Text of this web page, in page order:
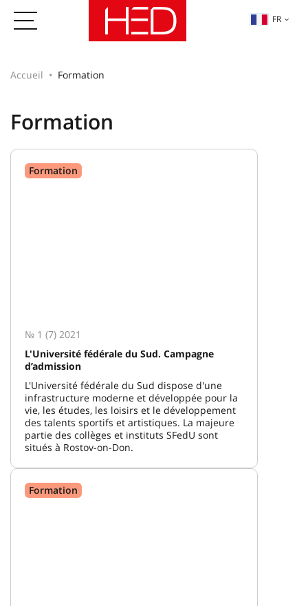
FR
Accueil Formation
Formation
Formation
№ 1 (7) 2021
L'Université fédérale du Sud. Campagne
d’admission
L'Université fédérale du Sud dispose d'une
infrastructure moderne et développée pour la
vie, les études, les loisirs et le développement
des talents sportifs et artistiques. La majeure
partie des collèges et instituts SFedU sont
situés à Rostov-on-Don.
Formation